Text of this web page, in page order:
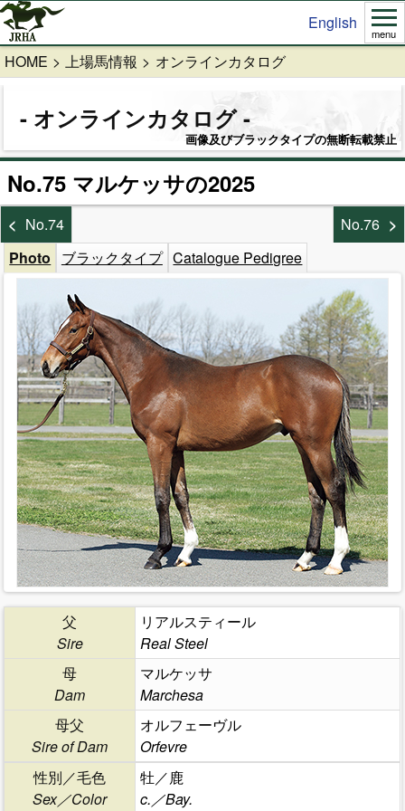
English
menu
HOME 上場馬情報 オンラインカタログ
オンラインカタログ
画像及びブラックタイプの無断転載禁止
No.75 マルケッサの2025
No.74
No.76
Photo
ブラックタイプ Catalogue Pedigree
父
Sire
リアルスティール
Real Steel
母
Dam
マルケッサ
Marchesa
母父
Sire of Dam
オルフェーヴル
Orfevre
性別／毛色
Sex／Color
牡／鹿
c.／Bay.